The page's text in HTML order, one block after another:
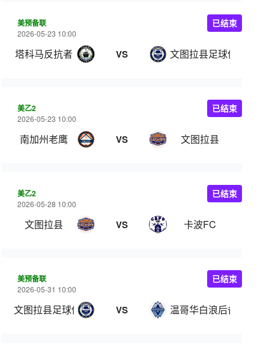
美预备联
2026-05-23 10:00
塔科马反抗者 VS 文图拉县足球俱乐部
已结束
美乙2
2026-05-23 10:00
南加州老鹰 VS 文图拉县
已结束
美乙2
2026-05-28 10:00
文图拉县 VS 卡波FC
已结束
美预备联
2026-05-31 10:00
文图拉县足球俱乐部 VS 温哥华白浪后备队
已结束